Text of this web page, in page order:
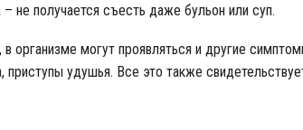
– не получается съесть даже бульон или суп.
организме могут проявляться и другие
приступы удушья. Все это также